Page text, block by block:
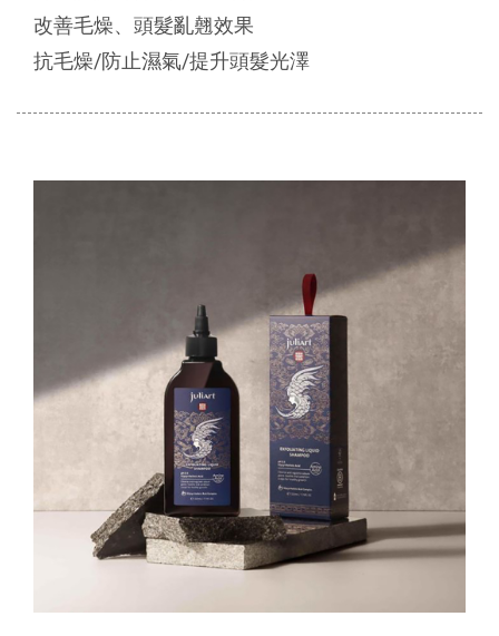
改善毛燥、頭髮亂翹效果
抗毛燥/防止濕氣/提升頭髮光澤